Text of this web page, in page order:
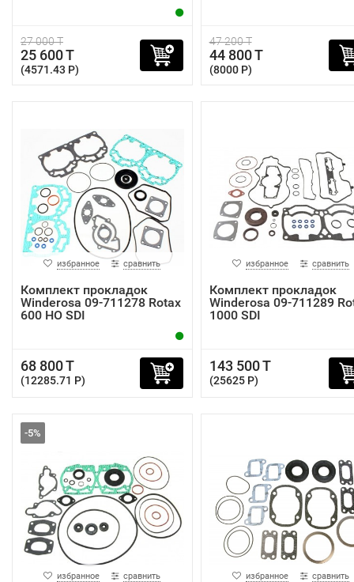
27 000 T
25 600 T
(4571.43 P)
47 200 T
44 800 T
(8000 P)
избранное сравнить
Комплект прокладок
Winderosa 09-711278 Rotax
600 HO SDI
68 800 T
(12285.71 P)
избранное сравнить
Комплект прокладок
Winderosa 09-711289
1000 SDI
143 500 T
(25625 P)
-5%
избранное сравнить избранное сравнить